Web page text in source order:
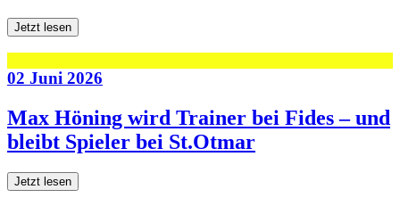
Jetzt lesen
02 Juni 2026
Max Höning wird Trainer bei Fides – und
bleibt Spieler bei St.Otmar
Jetzt lesen